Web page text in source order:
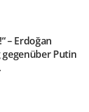
– Erdoğan
Putin